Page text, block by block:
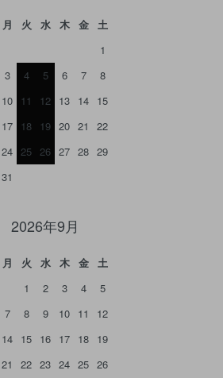
月 火 水 木 金
土
1
3 4 5 6 7
8
10 11 12 13 14 15
17 18 19 20 21
22
24 25 26 27 28 29
31
2026年9月
月 火 水 木 金
土
1
2 3 4
5
7 8 9 10 11
12
14 15 16 17 18 19
21 22 23 24 25 26